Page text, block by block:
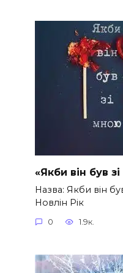
«Якби він був
Назва: Якби він
Новлін Рік
0 1.9к.